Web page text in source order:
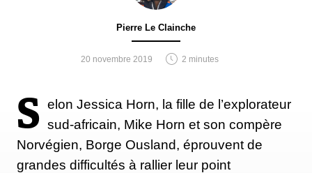
Pierre Le Clainche
20 novembre 2019 2 minutes
S elon Jessica Horn, la fille de l’explorateur
sud-africain, Mike Horn et son compère
Norvégien, Borge Ousland, éprouvent de
grandes difficultés à rallier leur point